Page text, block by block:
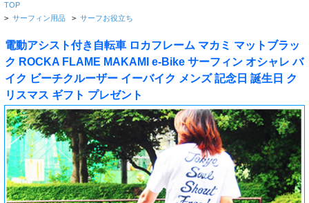
TOP
> サーフィン用品 > サーフお役立ち
電動アシスト付き自転車 ロカフレーム マカミ マットブラッ
ク ROCKA FLAME MAKAMI e-Bike サーフィン オシャレ バ
イク ビーチクルーザー イーバイク メンズ 記念日 誕生日 ク
リスマス ギフト プレゼント